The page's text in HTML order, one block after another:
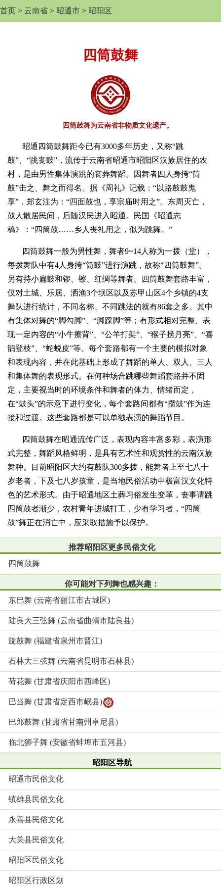
首页 > 云南省 > 昭通市 > 昭阳区
四筒鼓舞
四筒鼓舞为云南省非物质文化遗产。
昭通四筒鼓舞距今已有3000多年历史，又称“跳
鼓”、“跳丧鼓”，流传于云南省昭通市昭阳区汉族居住的农
村，是由男性集体演跳的丧葬舞蹈。因舞者四人身挎“筒
鼓”击之、舞之而得名。据《周礼》记载：“以路鼓鼓鬼
享”，郑玄注为：“四面鼓也，享宗庙时用之”。东周灭亡，
鼓人散居民间，后随汉民进入昭通。民国《昭通志
稿》：“四筒鼓……乡人丧礼用之，似为跳舞。”
四筒鼓舞一般为男性舞，舞者9~14人称为一拨（堂），
每拨舞队中有4人身挎“筒鼓”进行演跳，故称“四筒鼓舞”。
另有持小扁鼓和锣、镲、红绸等舞者。四筒鼓舞套路丰富，
仅对土城、乐居、洒渔3个坝区以及苏甲山区4个乡镇的4支
舞队进行统计，不同名称、不同跳法的就有86套之多。其中
有集体对舞的“脚勾脚”、“脚踩脚”等；有形式相对完整、表
现一定内容的“小牛擦背”、“公羊打架”、“猴子捞月亮”、“喜
鹊登枝”、“蛇蜕皮”等。每个套路都有一个主要的模拟对象
和表现内容，并在此基础上形成了舞蹈的单人、双人、三人
和集体舞的表现形式。在何种场合跳哪些舞蹈套路并不固
定，主要视当时的环境条件和舞者的体力、情绪而定，
在“鼓头”的示意下进行变化，每个套路间都有“攒鼓”作为连
接和过渡。这些套路都是可以单独表演的舞蹈节目。
四筒鼓舞在昭通流传广泛，表现内容丰富多彩，表演形
式完整，舞蹈风格鲜明，是具有艺术性和观赏性的云南汉族
舞种。目前昭阳区大约有鼓队300多拨，能舞者上至七八十
岁老者，下及七八岁孩童，是当地民俗活动中极富汉文化特
色的艺术形式。由于昭通地区土葬习俗发生变革，丧事请跳
四筒鼓者渐少，农村青年进城打工，少有学习者，“四筒
鼓”舞正在消亡中，应采取措施予以保护。
推荐昭阳区更多民俗文化
四筒鼓舞
你可能对下列舞也感兴趣：
东巴舞 (云南省丽江市古城区)
陆良大三弦舞 (云南省曲靖市陆良县)
旋鼓舞 (福建省泉州市晋江)
石林大三弦舞 (云南省昆明市石林县)
荷花舞 (甘肃省庆阳市西峰区)
巴当舞 (甘肃省定西市岷县)
巴郎鼓舞 (甘肃省甘南州卓尼县)
临北狮子舞 (安徽省蚌埠市五河县)
昭阳区导航
昭通市民俗文化
镇雄县民俗文化
永善县民俗文化
大关县民俗文化
昭阳区民俗文化
昭阳区行政区划